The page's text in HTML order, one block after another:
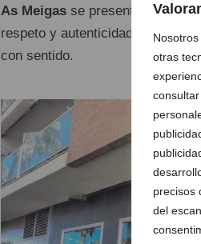
Nosotros
otras
precisos
del
As Meigasse presenta así
respeto y autenticidad: piezas
con sentido.